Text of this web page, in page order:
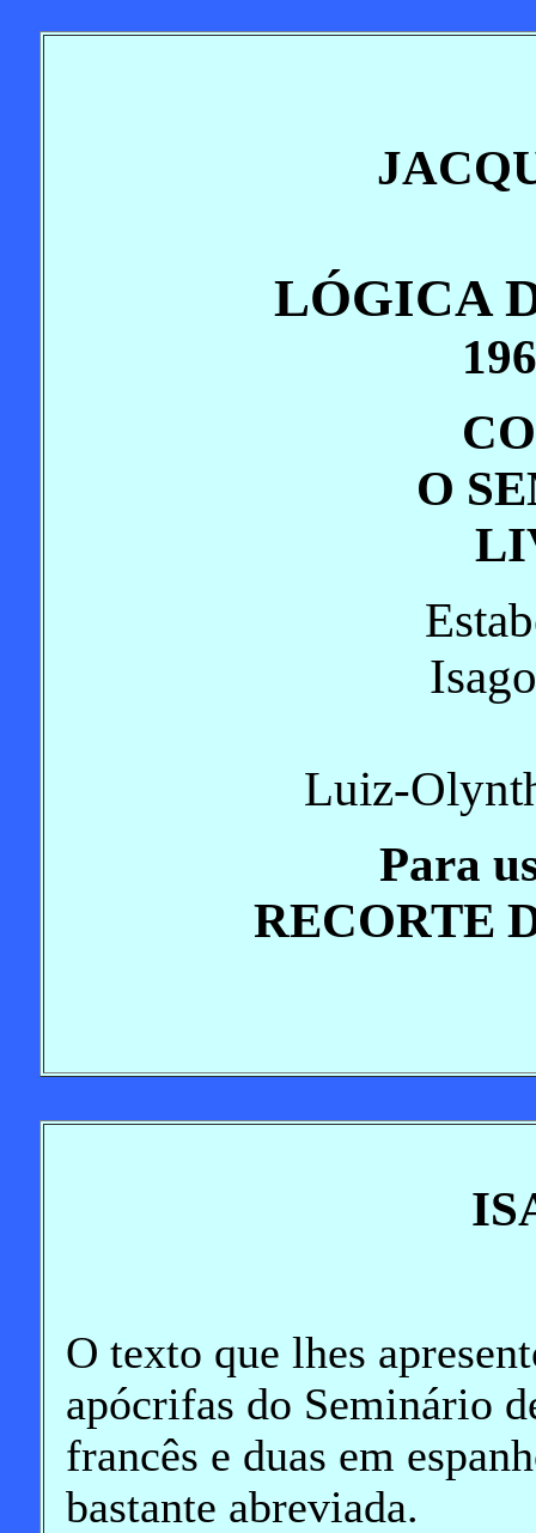
LÓGICA
O
Luiz-
Para
RECORTE
O texto que lhes
apócrifas do Seminário
francês e duas em
bastante abreviada.